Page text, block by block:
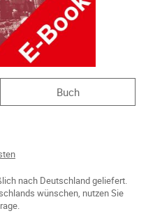
Buch
nach Deutschland geliefert.
wünschen, nutzen Sie